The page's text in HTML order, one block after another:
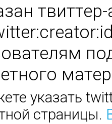
указать
страницы.